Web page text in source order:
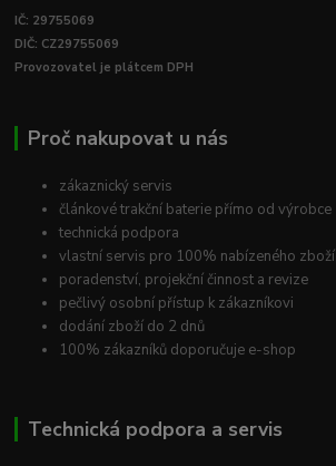
IČ: 29755069
DIČ: CZ29755069
Provozovatel je plátcem DPH
Proč nakupovat u nás
zákaznický servis
článkové trakční baterie přímo od výrobce
technická podpora
vlastní servis pro 100% nabízeného zboží
poradenství, projekční činnost a revize
pečlivý osobní přístup k zákazníkovi
dodání zboží do 2 dnů
100% zákazníků doporučuje e-shop
Technická podpora a servis